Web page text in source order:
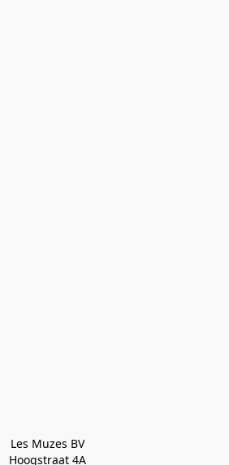
Les Muzes BV
Hoogstraat 4A